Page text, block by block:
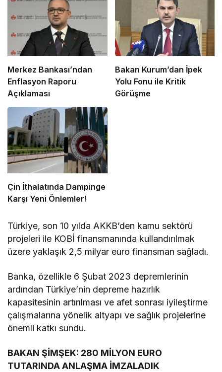
Merkez Bankası’ndan
Enflasyon Raporu
Açıklaması
Bakan Kurum’dan İpek
Yolu Fonu ile Kritik
Görüşme
Çin İthalatında Dampinge
Karşı Yeni Önlemler!
Türkiye, son 10 yılda AKKB’den kamu sektörü
projeleri ile KOBİ finansmanında kullandırılmak
üzere yaklaşık 2,5 milyar euro finansman sağladı.
Banka, özellikle 6 Şubat 2023 depremlerinin
ardından Türkiye’nin depreme hazırlık
kapasitesinin artırılması ve afet sonrası iyileştirme
çalışmalarına yönelik altyapı ve sağlık projelerine
önemli katkı sundu.
BAKAN ŞİMŞEK: 280 MİLYON EURO
TUTARINDA ANLAŞMA İMZALADIK